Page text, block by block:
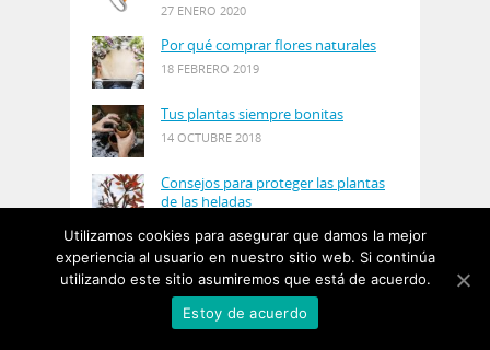
27 ENERO 2020
Por qué comprar flores naturales
18 FEBRERO 2019
Tus plantas siempre bonitas
14 OCTUBRE 2018
Consejos para proteger las plantas
de las heladas
© Copyright 2019PlantasyJardines· Designed by
Utilizamos cookies para asegurar que damos la mejor
experiencia al usuario en nuestro sitio web. Si continúa
utilizando este sitio asumiremos que está de acuerdo.
Estoy de acuerdo